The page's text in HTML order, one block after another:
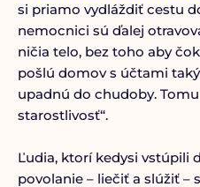
si priamo vydláždiť cestu
nemocnici sú ďalej
ničia telo, bez toho aby
pošlú domov s účtami
upadnú do chudoby.
starostlivosť“.
Ľudia, ktorí kedysi vstúpili
povolanie – liečiť a slúžiť –